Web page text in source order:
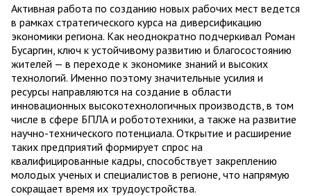
Активная работа по созданию новых рабочих мест ведется
в рамках стратегического курса на диверсификацию
экономики региона. Как неоднократно подчеркивал Роман
Бусаргин, ключ к устойчивому развитию и благосостоянию
жителей — в переходе к экономике знаний и высоких
технологий. Именно поэтому значительные усилия и
ресурсы направляются на создание в области
инновационных высокотехнологичных производств, в том
числе в сфере БПЛА и робототехники, а также на развитие
научно-технического потенциала. Открытие и расширение
таких предприятий формирует спрос на
квалифицированные кадры, способствует закреплению
молодых ученых и специалистов в регионе, что напрямую
сокращает время их трудоустройства.